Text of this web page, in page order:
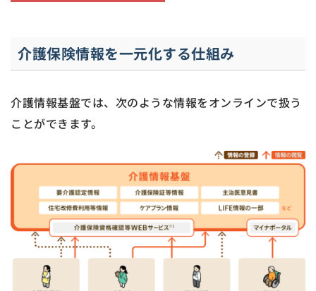
介護保険情報を一元化する仕組み
介護情報基盤では、次のような情報をオンラインで扱う
ことができます。